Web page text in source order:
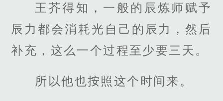
王芥得知，一般的辰炼师赋予
辰力都会消耗光自己的辰力，然后
补充，这么一个过程至少要三天。
所以他也按照这个时间来。